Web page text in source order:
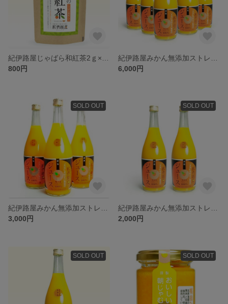
800円
6,000円
SOLD OUT
3,000円
SOLD OUT
2,000円
SOLD OUT SOLD OUT